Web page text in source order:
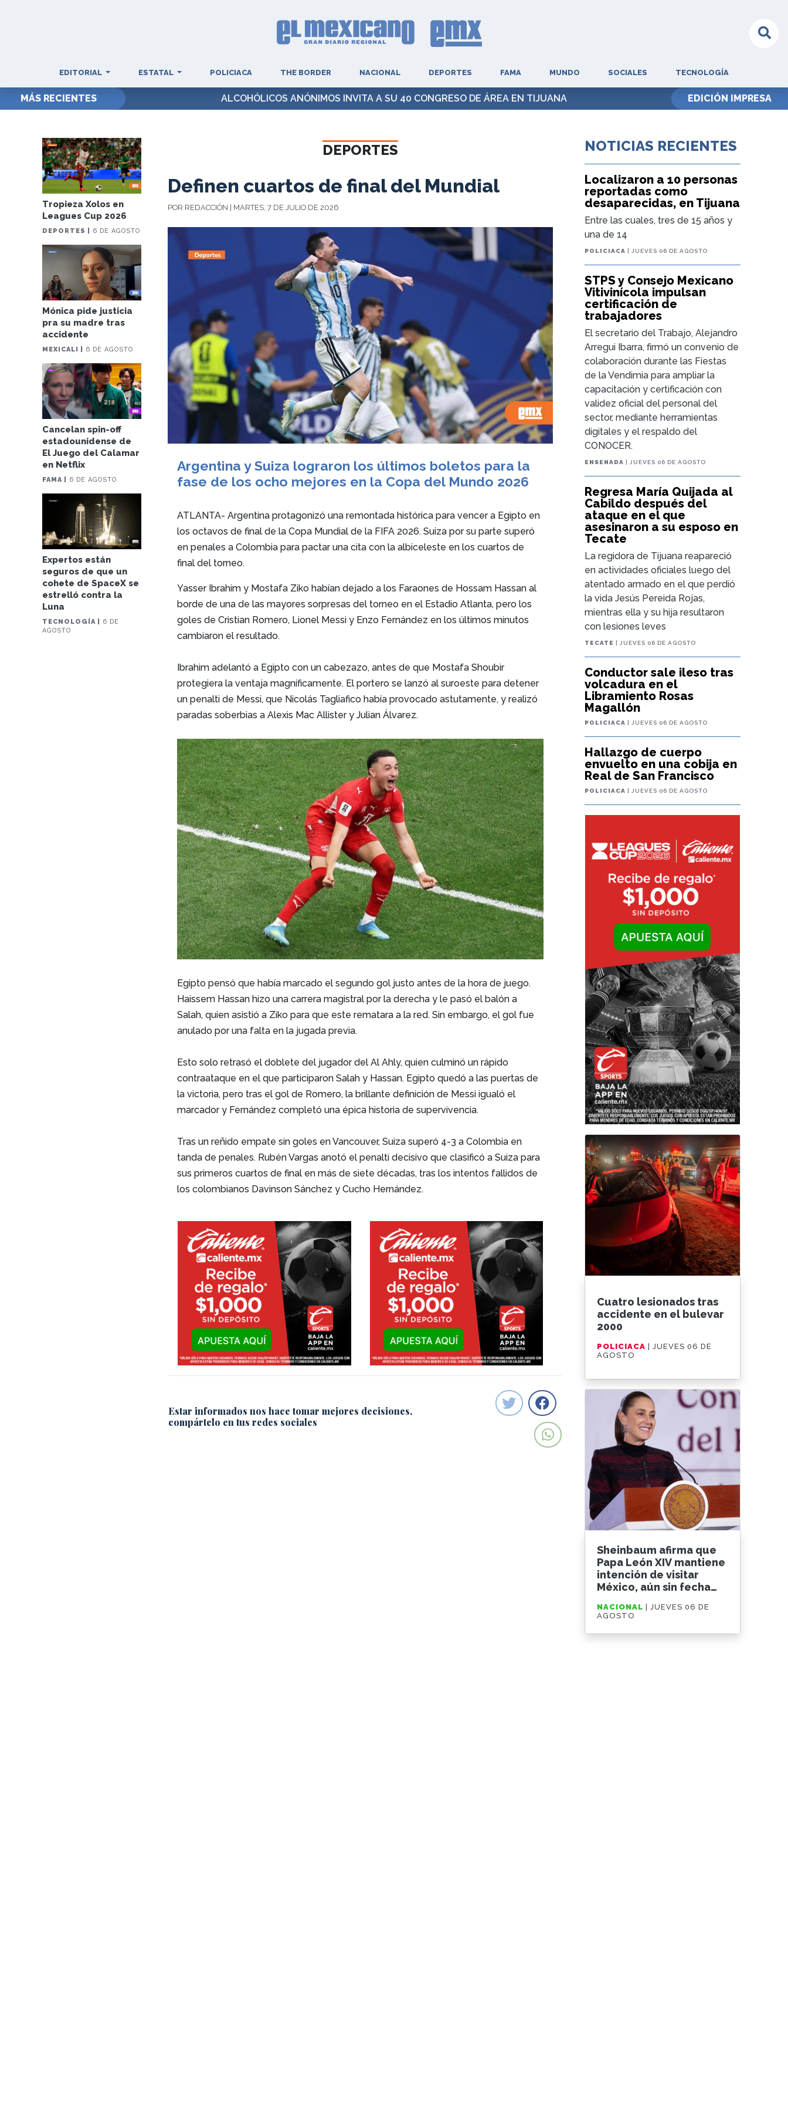
EDITORIAL ESTATAL POLICIACA THE BORDER NACIONAL DEPORTES FAMA MUNDO SOCIALES TECNOLOGÍA
MÁS RECIENTES ALCOHÓLICOS ANÓNIMOS INVITA A SU 40 CONGRESO DE ÁREA EN TIJUANA EDICIÓN IMPRESA
Tropieza Xolos en
Leagues Cup 2026
DEPORTES | 6 DE AGOSTO
Mónica pide justicia
pra su madre tras
accidente
MEXICALI | 6 DE AGOSTO
Cancelan spin-off
estadounidense de
El Juego del Calamar
en Netflix
FAMA | 6 DE AGOSTO
Expertos están
seguros de que un
cohete de SpaceX se
estrelló contra la
Luna
TECNOLOGÍA |
6 DE
AGOSTO
DEPORTES
Definen cuartos de final del Mundial
POR REDACCIÓN | MARTES, 7 DE JULIO DE 2026
Argentina y Suiza lograron los últimos boletos para la
fase de los ocho mejores en la Copa del Mundo 2026
ATLANTA- Argentina protagonizó una remontada histórica para vencer a Egipto en
los octavos de final de la Copa Mundial de la FIFA 2026. Suiza por su parte superó
en penales a Colombia para pactar una cita con la albiceleste en los cuartos de
final del torneo.
Yasser Ibrahim y Mostafa Ziko habían dejado a los Faraones de Hossam Hassan al
borde de una de las mayores sorpresas del torneo en el Estadio Atlanta, pero los
goles de Cristian Romero, Lionel Messi y Enzo Fernández en los últimos minutos
cambiaron el resultado.
Ibrahim adelantó a Egipto con un cabezazo, antes de que Mostafa Shoubir
protegiera la ventaja magníficamente. El portero se lanzó al suroeste para detener
un penalti de Messi, que Nicolás Tagliafico había provocado astutamente, y realizó
paradas soberbias a Alexis Mac Allister y Julian Álvarez.
Egipto pensó que había marcado el segundo gol justo antes de la hora de juego.
Haissem Hassan hizo una carrera magistral por la derecha y le pasó el balón a
Salah, quien asistió a Ziko para que este rematara a la red. Sin embargo, el gol fue
anulado por una falta en la jugada previa.
Esto solo retrasó el doblete del jugador del Al Ahly, quien culminó un rápido
contraataque en el que participaron Salah y Hassan. Egipto quedó a las puertas de
la victoria, pero tras el gol de Romero, la brillante definición de Messi igualó el
marcador y Fernández completó una épica historia de supervivencia.
Tras un reñido empate sin goles en Vancouver, Suiza superó 4-3 a Colombia en
tanda de penales. Rubén Vargas anotó el penalti decisivo que clasificó a Suiza para
sus primeros cuartos de final en más de siete décadas, tras los intentos fallidos de
los colombianos Davinson Sánchez y Cucho Hernández.
Estar informados nos hace tomar mejores decisiones,
compártelo en tus redes sociales
NOTICIAS RECIENTES
Localizaron a 10 personas
reportadas como
desaparecidas, en Tijuana
Entre las cuales, tres de 15 años y
una de 14
POLICIACA | JUEVES 06 DE AGOSTO
STPS y Consejo Mexicano
Vitivinícola impulsan
certificación de
trabajadores
El secretario del Trabajo, Alejandro
Arregui Ibarra, firmó un convenio de
colaboración durante las Fiestas
de la Vendimia para ampliar la
capacitación y certificación con
validez oficial del personal del
sector, mediante herramientas
digitales y el respaldo del
CONOCER.
ENSENADA | JUEVES 06 DE AGOSTO
Regresa María Quijada al
Cabildo después del
ataque en el que
asesinaron a su esposo en
Tecate
La regidora de Tijuana reapareció
en actividades oficiales luego del
atentado armado en el que perdió
la vida Jesús Pereida Rojas,
mientras ella y su hija resultaron
con lesiones leves
TECATE | JUEVES 06 DE AGOSTO
Conductor sale ileso tras
volcadura en el
Libramiento Rosas
Magallón
POLICIACA | JUEVES 06 DE AGOSTO
Hallazgo de cuerpo
envuelto en una cobija en
Real de San Francisco
POLICIACA | JUEVES 06 DE AGOSTO
Cuatro lesionados tras
accidente en el bulevar
2000
POLICIACA| JUEVES 06 DE
AGOSTO
Sheinbaum afirma que
Papa León XIV mantiene
intención de visitar
México, aún sin fecha
NACIONAL
| JUEVES 06 DE
AGOSTO